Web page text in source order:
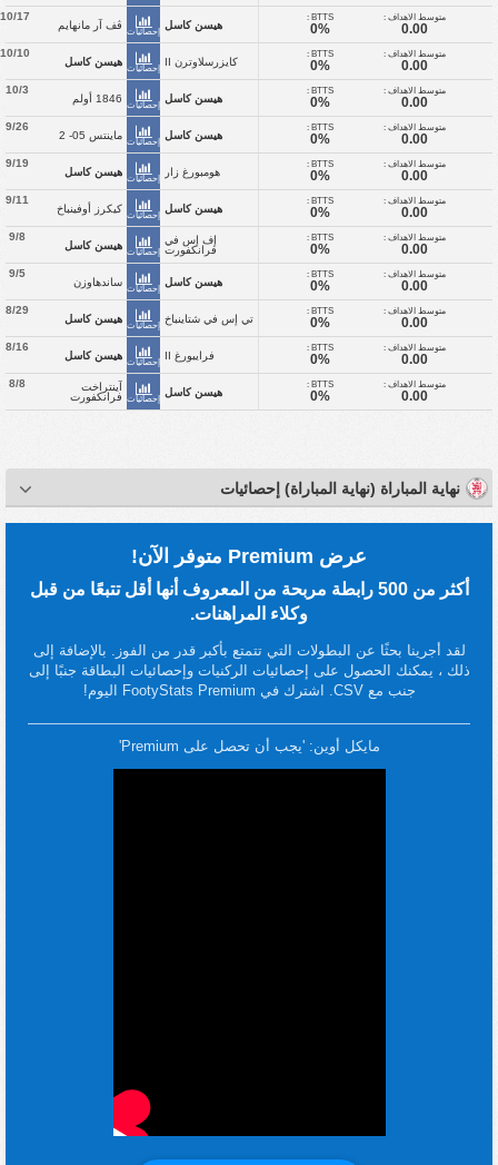
10/17
ڤف آر مانهايم
إحصائيات
هيسن كاسل
متوسط الاهداف :
0.00
BTTS :
0%
10/10
هيسن كاسل
إحصائيات
كايزرسلاوترن II
متوسط الاهداف :
0.00
BTTS :
0%
10/3
1846 أولم
إحصائيات
هيسن كاسل
متوسط الاهداف :
0.00
BTTS :
0%
9/26
ماينتس 05- 2
إحصائيات
هيسن كاسل
متوسط الاهداف :
0.00
BTTS :
0%
9/19
هيسن كاسل
إحصائيات
هومبورغ زار
متوسط الاهداف :
0.00
BTTS :
0%
9/11
كيكرز أوفينباخ
إحصائيات
هيسن كاسل
متوسط الاهداف :
0.00
BTTS :
0%
9/8
هيسن كاسل
إحصائيات
إف إس في
فرانكفورت
متوسط الاهداف :
0.00
BTTS :
0%
9/5
ساندهاوزن
إحصائيات
هيسن كاسل
متوسط الاهداف :
0.00
BTTS :
0%
8/29
هيسن كاسل
إحصائيات
تي إس في شتاينباخ
متوسط الاهداف :
0.00
BTTS :
0%
8/16
هيسن كاسل
إحصائيات
فرايبورغ II
متوسط الاهداف :
0.00
BTTS :
0%
8/8
آينتراخت
فرانكفورت إحصائيات
هيسن كاسل
متوسط الاهداف :
0.00
BTTS :
0%
نهاية المباراة (نهاية المباراة) إحصائيات
عرض Premium متوفر الآن!
أكثر من 500 رابطة مربحة من المعروف أنها أقل تتبعًا من قبل
وكلاء المراهنات.
لقد أجرينا بحثًا عن البطولات التي تتمتع بأكبر قدر من الفوز. بالإضافة إلى
ذلك ، يمكنك الحصول على إحصائيات الركنيات وإحصائيات البطاقة جنبًا إلى
جنب مع CSV. اشترك في FootyStats Premium اليوم!
مايكل أوين: 'يجب أن تحصل على Premium'